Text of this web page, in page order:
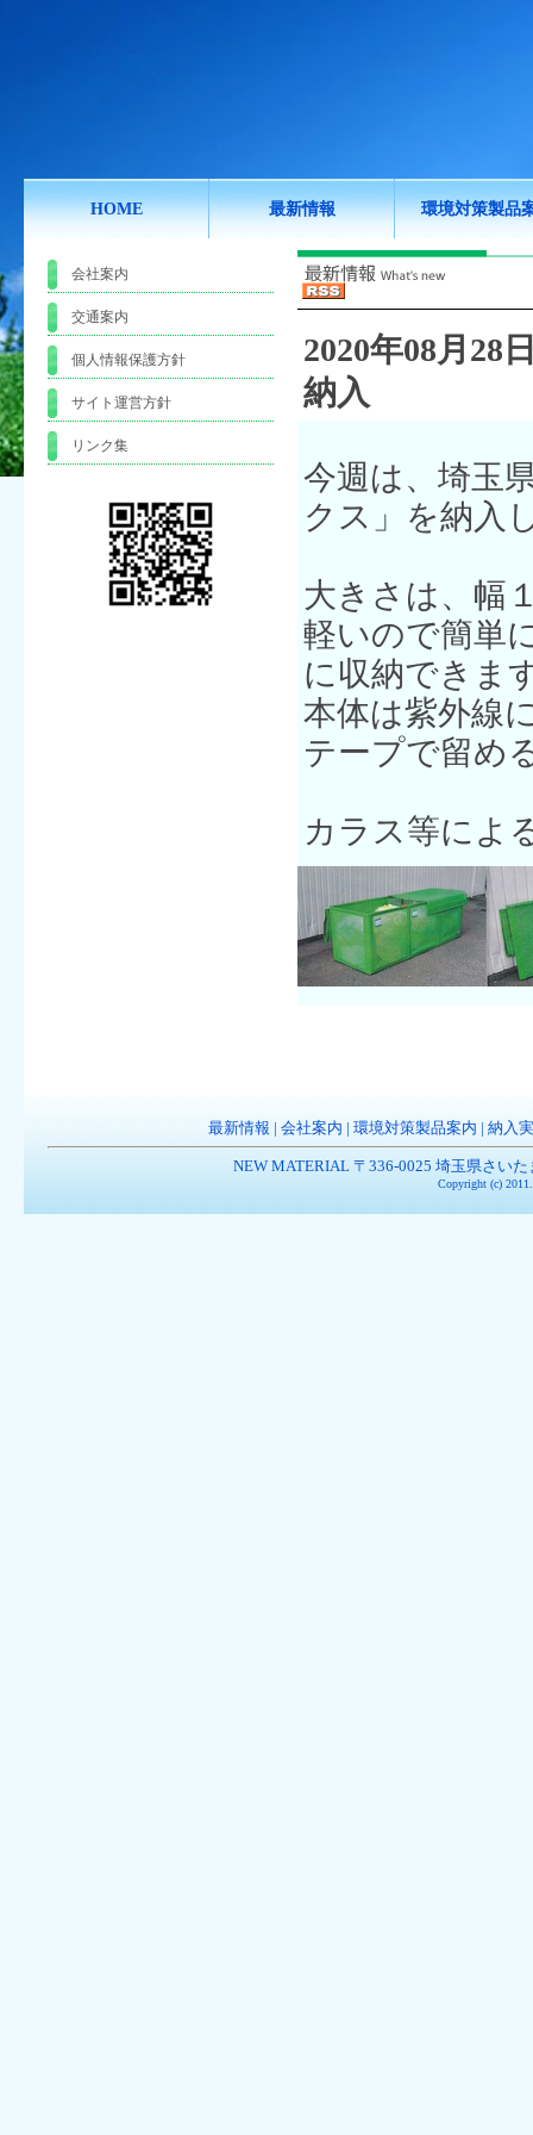
HOME 最新情報 環境対策製品
会社案内
交通案内
個人情報保護方針
サイト運営方針
リンク集
2020年08月28
納入
今週は、埼玉
クス」を納入
大きさは、幅
軽いので簡単
に収納できま
本体は紫外線
テープで留め
カラス等によ
最新情報 会社案内 環境対策製品案内 納入
NEW MATERIAL 〒336-0025 埼玉県さい
Copyright (c)